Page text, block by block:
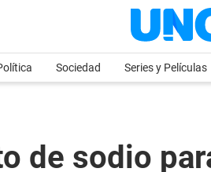
Sociedad Series y Películas
de sodio